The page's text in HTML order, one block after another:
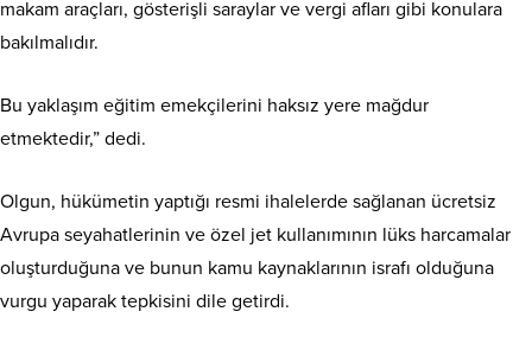
makam araçları, gösterişli saraylar ve vergi afları gibi konulara
bakılmalıdır.
Bu yaklaşım eğitim emekçilerini haksız yere mağdur
etmektedir,” dedi.
Olgun, hükümetin yaptığı resmi ihalelerde sağlanan ücretsiz
Avrupa seyahatlerinin ve özel jet kullanımının lüks harcamalar
oluşturduğuna ve bunun kamu kaynaklarının israfı olduğuna
vurgu yaparak tepkisini dile getirdi.